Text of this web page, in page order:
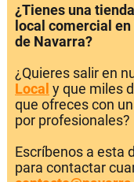
¿Tienes una
local comercial
de Navarra?
¿Quieres salir en
Local y que miles
que ofreces con
por profesionales?
Escríbenos a esta
para contactar